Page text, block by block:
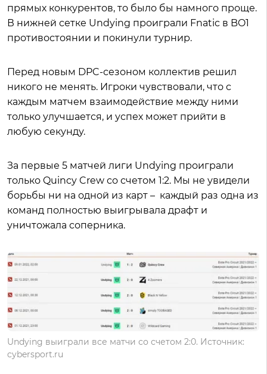
прямых конкурентов, то было бы намного проще.
В нижней сетке Undying проиграли Fnatic в BO1
противостоянии и покинули турнир.
Перед новым DPC-сезоном коллектив решил
никого не менять. Игроки чувствовали, что с
каждым матчем взаимодействие между ними
только улучшается, и успех может прийти в
любую секунду.
За первые 5 матчей лиги Undying проиграли
только Quincy Crew со счетом 1:2. Мы не увидели
борьбы ни на одной из карт – каждый раз одна из
команд полностью выигрывала драфт и
уничтожала соперника.
Undying выиграли все матчи со счетом 2:0. Источник:
cybersport.ru